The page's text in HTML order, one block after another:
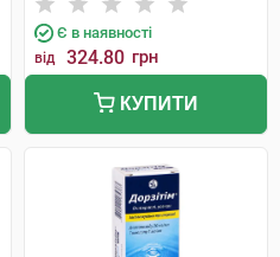
Є в наявності
від 324.80 грн
КУПИТИ